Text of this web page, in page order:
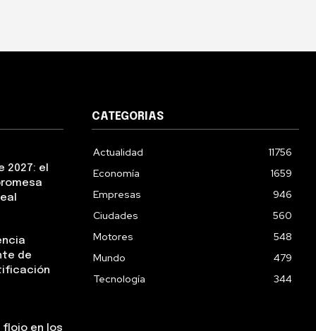
2027: el
de
flojo en los
CATEGORIAS
Actualidad
11756
Economía
1659
Empresas
946
Ciudades
560
Motores
548
Mundo
479
Tecnología
344